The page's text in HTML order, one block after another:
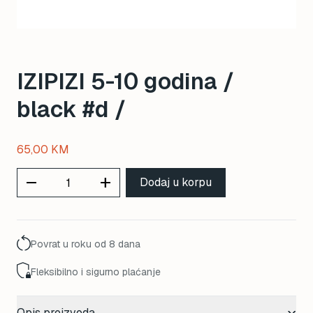
IZIPIZI 5-10 godina /
black #d /
65,00 KM
remove add Dodaj u korpu
Povrat u roku od 8 dana
Fleksibilno i sigurno plaćanje